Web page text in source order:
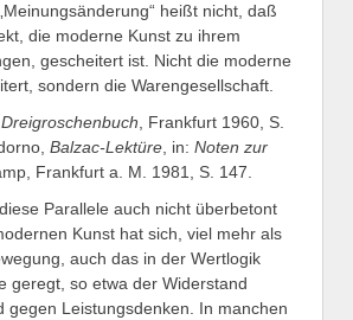
heißt nicht, daß
die moderne Kunst zu ihrem
gescheitert ist. Nicht die moderne
sondern die Warengesellschaft.
, Frankfurt 1960, S.
Balzac-Lektüre , in: Noten zur
Frankfurt a. M. 1981, S. 147.
Parallele auch nicht überbetont
Kunst hat sich, viel mehr als
auch das in der Wertlogik
geregt, so etwa der Widerstand
gegen Leistungsdenken. In manchen